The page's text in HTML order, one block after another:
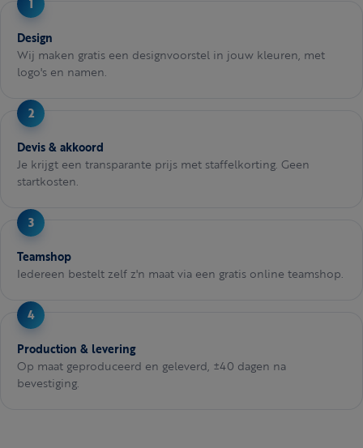
Design
Wij maken gratis een designvoorstel in jouw kleuren, met
logo's en namen.
Devis & akkoord
Je krijgt een transparante prijs met staffelkorting. Geen
startkosten.
Teamshop
Iedereen bestelt zelf z'n maat via een gratis online teamshop.
Production & levering
Op maat geproduceerd en geleverd, ±40 dagen na
bevestiging.